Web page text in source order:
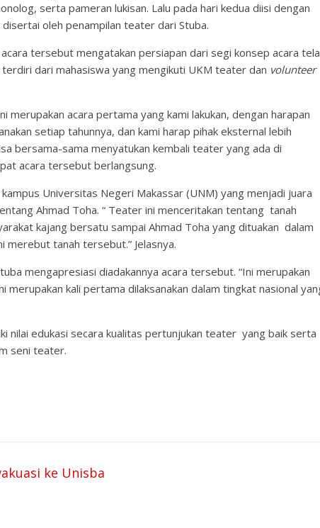
serta pameran lukisan. Lalu pada hari kedua diisi dengan
oleh penampilan teater dari Stuba.
tersebut mengatakan persiapan dari segi konsep acara
dari mahasiswa yang mengikuti UKM teater dan volunteer
merupakan acara pertama yang kami lakukan, dengan harapan
setiap tahunnya, dan kami harap pihak eksternal lebih
bersama-sama menyatukan kembali teater yang ada di
acara tersebut berlangsung.
Universitas Negeri Makassar (UNM) yang menjadi juara
Ahmad Toha. “ Teater ini menceritakan tentang tanah
kajang bersatu sampai Ahmad Toha yang dituakan dalam
tanah tersebut.” Jelasnya.
mengapresiasi diadakannya acara tersebut. “Ini merupakan
merupakan kali pertama dilaksanakan dalam tingkat nasional
nilai edukasi secara kualitas pertunjukan teater yang baik serta
seni teater.
ke Unisba